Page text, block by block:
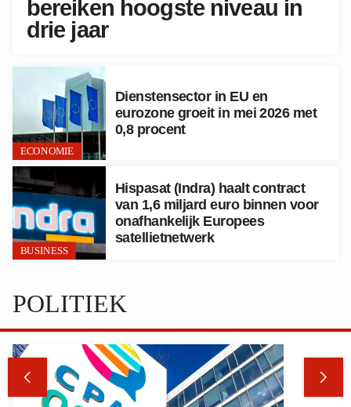
bereiken hoogste niveau in
drie jaar
ECONOMIE
Dienstensector in EU en
eurozone groeit in mei 2026 met
0,8 procent
BUSINESS
Hispasat (Indra) haalt contract
van 1,6 miljard euro binnen voor
onafhankelijk Europees
satellietnetwerk
POLITIEK
 